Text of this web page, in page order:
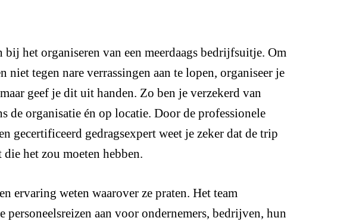
het organiseren van een meerdaags bedrijfsuitje. Om
niet tegen nare verrassingen aan te lopen, organiseer je
geef je dit uit handen. Zo ben je verzekerd van
de organisatie én op locatie. Door de professionele
gecertificeerd gedragsexpert weet je zeker dat de trip
het zou moeten hebben.
ervaring weten waarover ze praten. Het team
personeelsreizen aan voor ondernemers, bedrijven, hun